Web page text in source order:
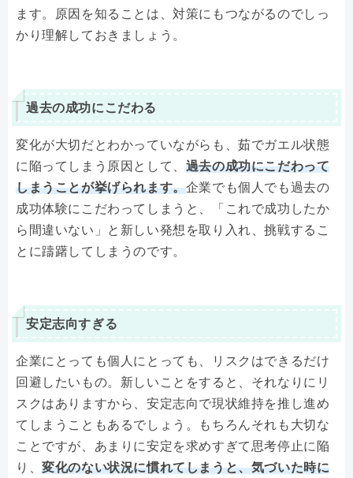
ます。原因を知ることは、対策にもつながるのでしっ
かり理解しておきましょう。
過去の成功にこだわる
変化が大切だとわかっていながらも、茹でガエル状態
に陥ってしまう原因として、 過去の成功にこだわって
しまうことが挙げられます。企業でも個人でも過去の
成功体験にこだわってしまうと、「これで成功したか
ら間違いない」と新しい発想を取り入れ、挑戦するこ
とに躊躇してしまうのです。
安定志向すぎる
企業にとっても個人にとっても、リスクはできるだけ
回避したいもの。新しいことをすると、それなりにリ
スクはありますから、安定志向で現状維持を推し進め
てしまうこともあるでしょう。もちろんそれも大切な
ことですが、あまりに安定を求めすぎて思考停止に陥
り、変化のない状況に慣れてしまうと、気づいた時に